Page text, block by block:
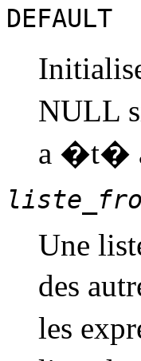
DEFAULT
NULL
a �t�
Une
des
les